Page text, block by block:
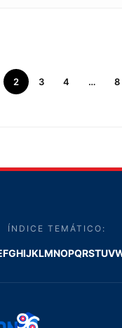
2 3 4 … 8
ÍNDICE TEMÁTICO:
FGHIJKLMNOPQRSTUV